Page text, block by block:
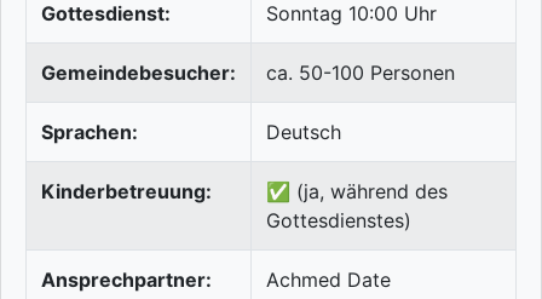
Gottesdienst: Sonntag 10:00 Uhr
Gemeindebesucher: ca. 50-100 Personen
Sprachen: Deutsch
Kinderbetreuung:
✅ (ja, während des
Gottesdienstes)
Ansprechpartner: Achmed Date